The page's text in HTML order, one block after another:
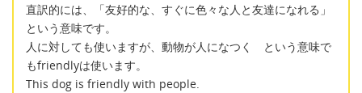
直訳的には、「友好的な、すぐに色々な人と友達になれる」
という意味です。
人に対しても使いますが、動物が人になつく という意味で
もfriendlyは使います。
This dog is friendly with people.